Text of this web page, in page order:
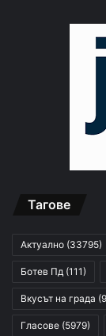
Тагове
Актуално (33795)
Ботев Пд (111)
Вкусът на града
Гласове (5979)